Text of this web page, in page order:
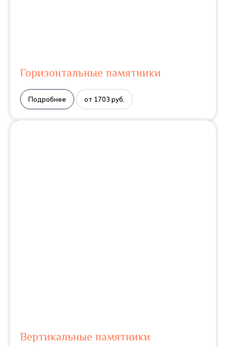
Горизонтальные памятники
Подробнее от 1703 руб.
Вертикальные памятники